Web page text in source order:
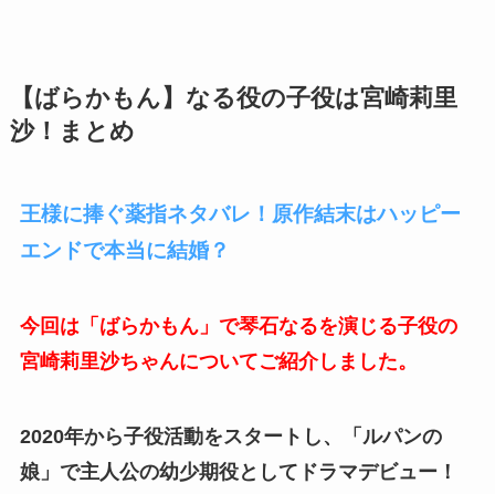
【ばらかもん】なる役の子役は宮崎莉里
沙！まとめ
王様に捧ぐ薬指ネタバレ！原作結末はハッピー
エンドで本当に結婚？
今回は「ばらかもん」で琴石なるを演じる子役の
宮崎莉里沙ちゃんについてご紹介しました。
2020年から子役活動をスタートし、「ルパンの
娘」で主人公の幼少期役としてドラマデビュー！